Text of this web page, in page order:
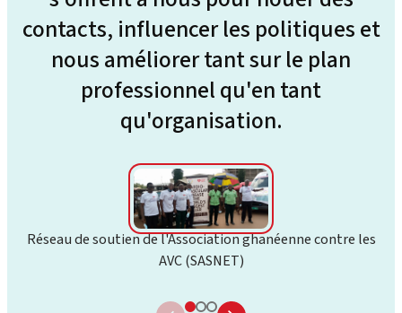
contacts, influencer les politiques et
nous améliorer tant sur le plan
professionnel qu'en tant
qu'organisation.
Réseau de soutien de l'Association ghanéenne contre les
AVC (SASNET)